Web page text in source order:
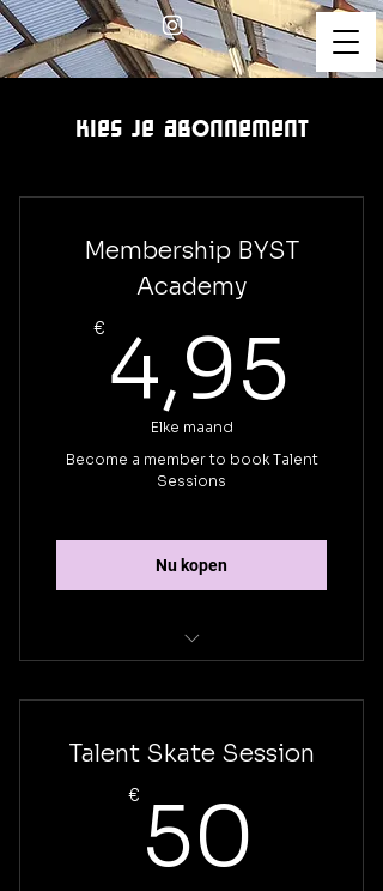
Kies je abonnement
Membership BYST
Academy
€ 4,95
Elke maand
Become a member to book Talent
Sessions
Nu kopen
events
Talent Skate Session
€ 50